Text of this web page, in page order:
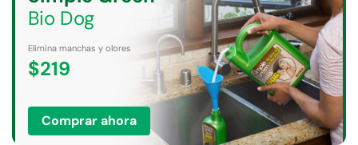
Bio Dog
Elimina manchas y olores
$219
Comprar ahora